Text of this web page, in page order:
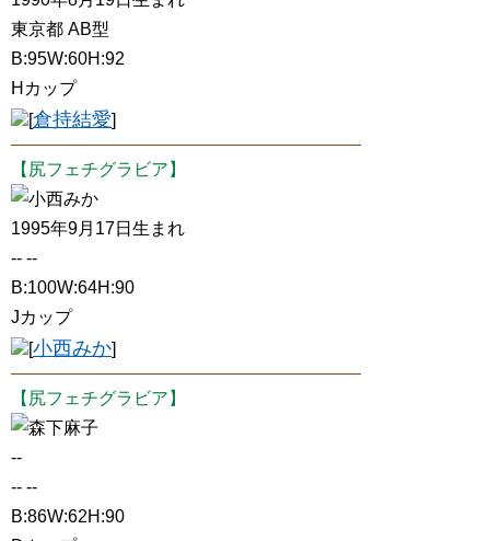
東京都 AB型
B:95W:60H:92
Hカップ
[倉持結愛]
【尻フェチグラビア】
小西みか
1995年9月17日生まれ
-- --
B:100W:64H:90
Jカップ
[小西みか]
【尻フェチグラビア】
森下麻子
--
-- --
B:86W:62H:90